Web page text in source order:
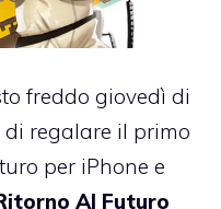
freddo giovedì di
di regalare il primo
per iPhone e
Al Futuro